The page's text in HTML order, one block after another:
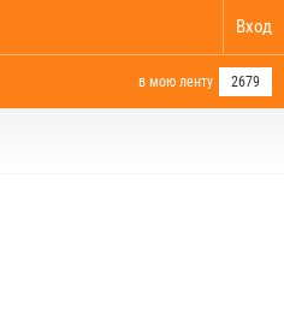
Вход
в мою ленту 2679